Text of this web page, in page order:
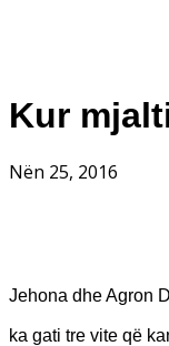
Kur
Nën 25, 2016
Jehona dhe Agron
ka gati tre vite që